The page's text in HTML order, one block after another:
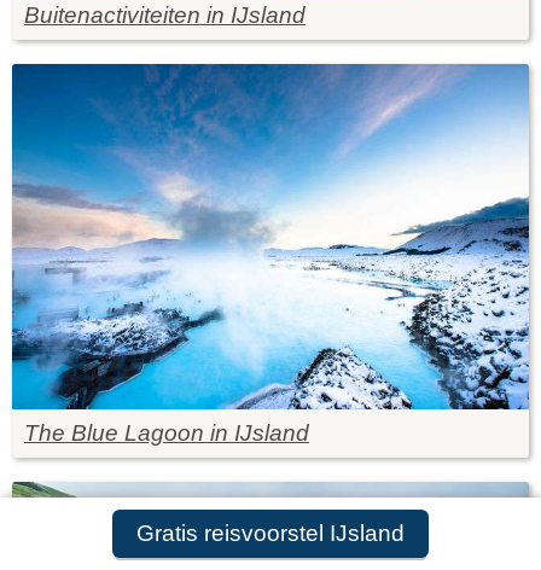
Gratis reisvoorstel IJsland
Buitenactiviteiten in IJsland
The Blue Lagoon in IJsland